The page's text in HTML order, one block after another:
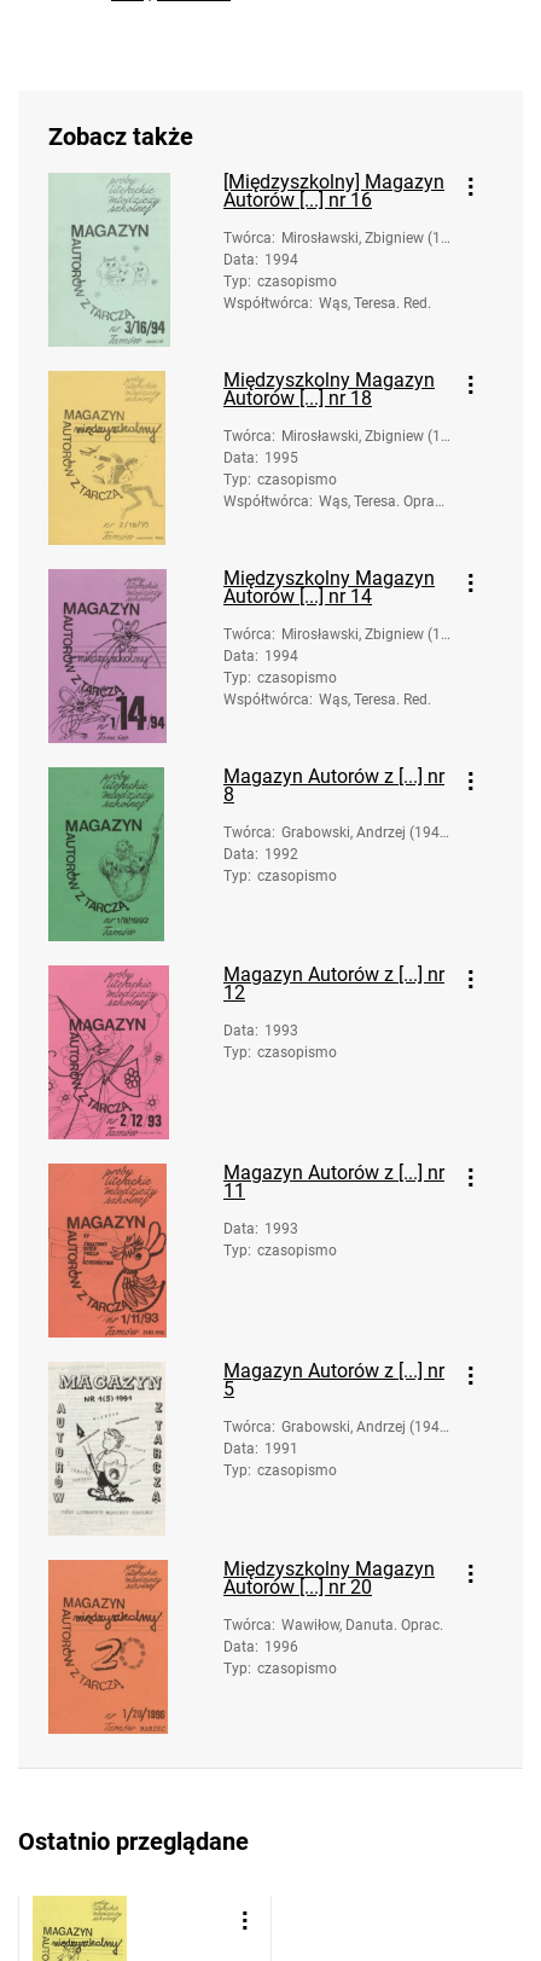
Zobacz także
[Międzyszkolny] Magazyn
Autorów [...] nr 16
Twórca: Mirosławski, Zbigniew (19
58-). Oprac.
Data: 1994
Typ: czasopismo
Współtwórca: Wąs, Teresa. Red.
Międzyszkolny Magazyn
Autorów [...] nr 18
Twórca: Mirosławski, Zbigniew (19
58-). Oprac.
Data: 1995
Typ: czasopismo
Współtwórca: Wąs, Teresa. Oprac.;
Międzyszkolny Magazyn
Autorów [...] nr 14
Twórca: Mirosławski, Zbigniew (19
58-). Oprac.
Data: 1994
Typ: czasopismo
Współtwórca: Wąs, Teresa. Red.
Magazyn Autorów z [...] nr
8
Twórca: Grabowski, Andrzej (1947
- ). Oprac.
Data: 1992
Typ: czasopismo
Magazyn Autorów z [...] nr
12
Data: 1993
Typ: czasopismo
Magazyn Autorów z [...] nr
11
Data: 1993
Typ: czasopismo
Magazyn Autorów z [...] nr
5
Twórca: Grabowski, Andrzej (1947
- ). Oprac.
Data: 1991
Typ: czasopismo
Międzyszkolny Magazyn
Autorów [...] nr 20
Twórca: Wawiłow, Danuta. Oprac.
Data: 1996
Typ: czasopismo
Ostatnio przeglądane